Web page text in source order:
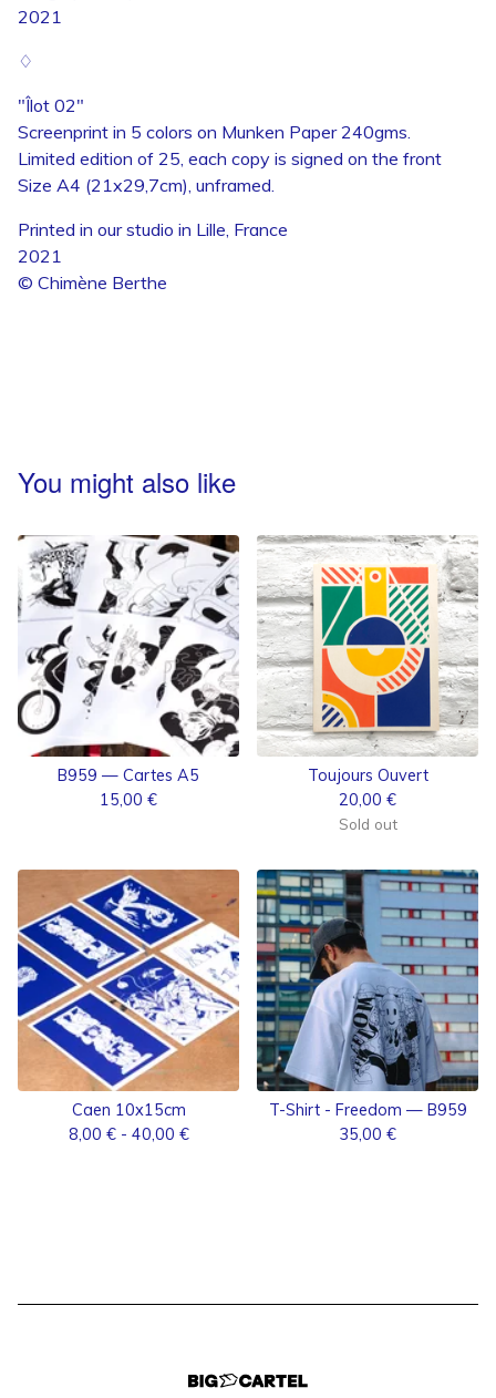
2021
♢
"Îlot 02"
Screenprint in 5 colors on Munken Paper 240gms.
Limited edition of 25, each copy is signed on the front
Size A4 (21x29,7cm), unframed.
Printed in our studio in Lille, France
2021
© Chimène Berthe
You might also like
B959 — Cartes A5
15,00 €
Toujours Ouvert
20,00 €
Sold out
Caen 10x15cm
8,00 €- 40,00 €
T-Shirt - Freedom — B959
35,00 €